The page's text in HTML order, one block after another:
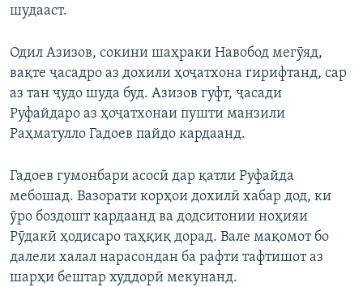
шудааст.
Одил Азизов, сокини шаҳраки Навобод мегӯяд,
вақте ҷасадро аз дохили ҳоҷатхона гирифтанд, сар
аз тан ҷудо шуда буд. Азизов гуфт, ҷасади
Руфайдаро аз ҳоҷатхонаи пушти манзили
Раҳматулло Гадоев пайдо кардаанд.
Гадоев гумонбари асосӣ дар қатли Руфайда
мебошад. Вазорати корҳои дохилӣ хабар дод, ки
ӯро боздошт кардаанд ва додситонии ноҳияи
Рӯдакӣ ҳодисаро таҳқиқ дорад. Вале мақомот бо
далели халал нарасондан ба рафти тафтишот аз
шарҳи бештар худдорӣ мекунанд.